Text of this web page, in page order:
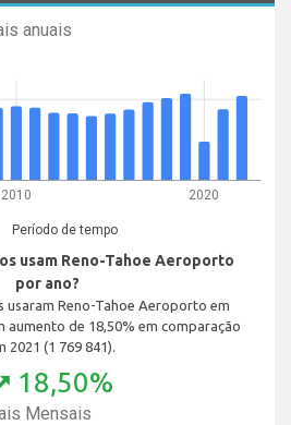
anuais
2010 2020
Período de tempo
usam Reno-Tahoe Aeroporto
por ano?
usaram Reno-Tahoe Aeroporto em
aumento de 18,50% em comparação
2021 (1 769 841).
18,50%
Mensais